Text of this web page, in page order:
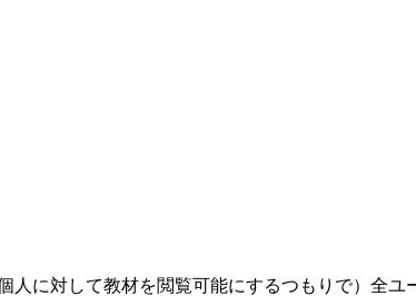
に対して教材を閲覧可能にするつもりで）全ユ